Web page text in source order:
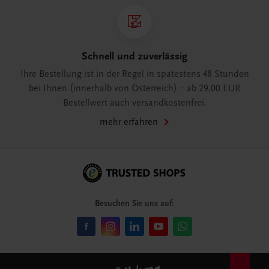
Schnell und zuverlässig
Ihre Bestellung ist in der Regel in spätestens 48 Stunden
bei Ihnen (innerhalb von Österreich) – ab 29,00 EUR
Bestellwert auch versandkostenfrei.
mehr erfahren
Besuchen Sie uns auf: